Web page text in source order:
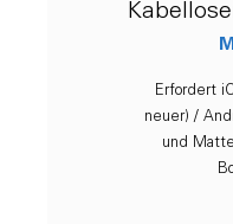
Erfordert
neuer) /
und